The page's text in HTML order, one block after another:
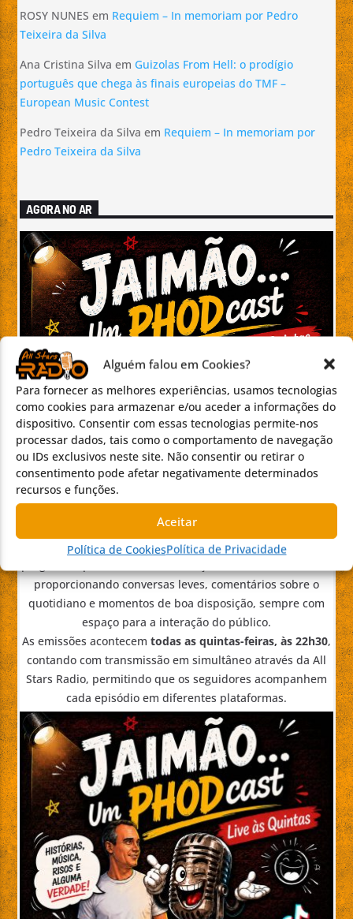
Alguém falou em Cookies?
Para fornecer as melhores experiências, usamos tecnologias
como cookies para armazenar e/ou aceder a informações do
dispositivo. Consentir com essas tecnologias permite-nos
processar dados, tais como o comportamento de navegação
ou IDs exclusivos neste site. Não consentir ou retirar o
consentimento pode afetar negativamente determinados
recursos e funções.
Aceitar
Política de CookiesPolítica de Privacidade
ROSY NUNES em Requiem – In memoriam por Pedro
Teixeira da Silva
Ana Cristina Silva em Guizolas From Hell: o prodígio
português que chega às finais europeias do TMF –
European Music Contest
Pedro Teixeira da Silva em Requiem – In memoriam por
Pedro Teixeira da Silva
AGORA NO AR
JAIMAO…UM PHODCAST
Sob o lema"O PHODcast com cara, voz e atitude"
proporcionando conversas leves, comentários sobre o
quotidiano e momentos de boa disposição, sempre com
espaço para a interação do público.
As emissões acontecem todas as quintas-feiras, às 22h30,
contando com transmissão em simultâneo através da All
Stars Radio, permitindo que os seguidores acompanhem
cada episódio em diferentes plataformas.